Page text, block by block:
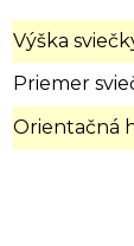
Výška
Priemer
Orientačná